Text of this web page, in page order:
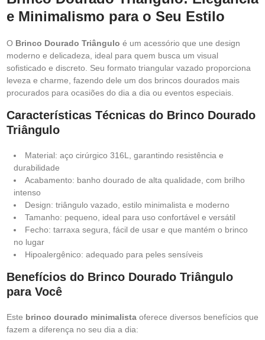
e Minimalismo para o Seu Estilo
O Brinco Dourado Triângulo é um acessório que une design
moderno e delicadeza, ideal para quem busca um visual
sofisticado e discreto. Seu formato triangular vazado proporciona
leveza e charme, fazendo dele um dos brincos dourados mais
procurados para ocasiões do dia a dia ou eventos especiais.
Características Técnicas do Brinco Dourado
Triângulo
Material: aço cirúrgico 316L, garantindo resistência e
durabilidade
Acabamento: banho dourado de alta qualidade, com brilho
intenso
Design: triângulo vazado, estilo minimalista e moderno
Tamanho: pequeno, ideal para uso confortável e versátil
Fecho: tarraxa segura, fácil de usar e que mantém o brinco
no lugar
Hipoalergênico: adequado para peles sensíveis
Benefícios do Brinco Dourado Triângulo
para Você
Este brinco dourado minimalista oferece diversos benefícios que
fazem a diferença no seu dia a dia: